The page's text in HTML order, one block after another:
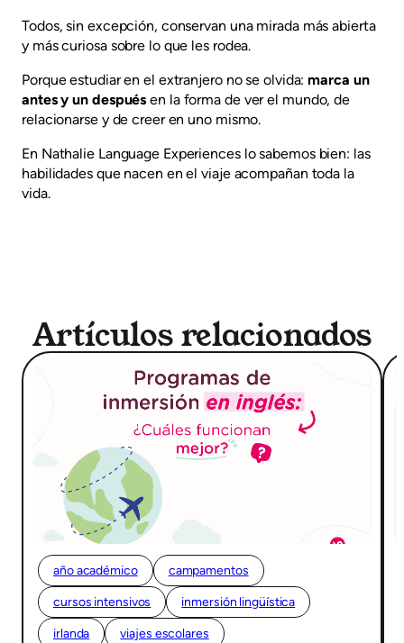
Todos, sin excepción, conservan una mirada más abierta
y más curiosa sobre lo que les rodea.
Porque estudiar en el extranjero no se olvida:marca un
antes y un después en la forma de ver el mundo, de
relacionarse y de creer en uno mismo.
En Nathalie Language Experiences lo sabemos bien: las
habilidades que nacen en el viaje acompañan toda la
vida.
Artículos relacionados
año académico campamentos
cursos intensivos inmersión lingüística
irlanda
viajes escolares